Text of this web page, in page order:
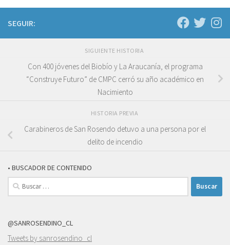
SEGUIR:
SIGUIENTE HISTORIA
Con 400 jóvenes del Biobío y La Araucanía, el programa
“Construye Futuro” de CMPC cerró su año académico en
Nacimiento
HISTORIA PREVIA
Carabineros de San Rosendo detuvo a una persona por el
delito de incendio
• BUSCADOR DE CONTENIDO
Buscar:
@SANROSENDINO_CL
Tweets by sanrosendino_cl